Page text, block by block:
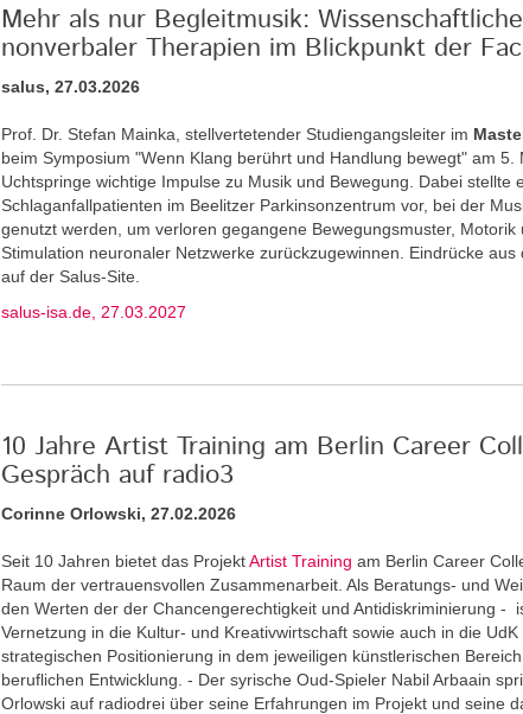
Mehr als nur Begleitmusik:
nonverbaler Therapien im Blickpunkt der
salus, 27.03.2026
Prof. Dr. Stefan Mainka, stellvertetender Studiengangsleiter im
beim Symposium "Wenn Klang berührt und Handlung bewegt" am
Uchtspringe wichtige Impulse zu Musik und Bewegung. Dabei stellte
Schlaganfallpatienten im Beelitzer Parkinsonzentrum vor, bei der
genutzt werden, um verloren gegangene Bewegungsmuster,
Stimulation neuronaler Netzwerke zurückzugewinnen. Eindrücke
auf der Salus-Site.
salus-isa.de, 27.03.2027
10 Jahre Artist Training am Berlin Career
Gespräch auf radio3
Corinne Orlowski, 27.02.2026
Seit 10 Jahren bietet das ProjektArtist Training am Berlin Career
Raum der vertrauensvollen Zusammenarbeit. Als Beratungs- und
den Werten der der Chancengerechtigkeit und Antidiskriminierung -
Vernetzung in die Kultur- und Kreativwirtschaft sowie auch in die
strategischen Positionierung in dem jeweiligen künstlerischen
beruflichen Entwicklung. - Der syrische Oud-Spieler Nabil Arbaain
Orlowski auf radiodrei über seine Erfahrungen im Projekt und seine